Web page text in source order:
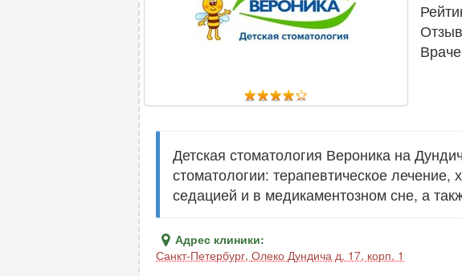
Детская стоматология Вероника на
стоматологии: терапевтическое
седацией и в медикаментозном сне, а
Адрес клиники:
Санкт-Петербург, Олеко Дундича д. 17, корп. 1